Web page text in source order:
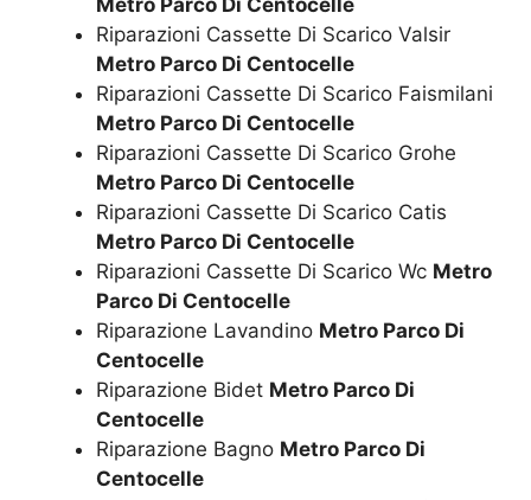
Metro Parco Di Centocelle
Riparazioni Cassette Di Scarico Valsir
Metro Parco Di Centocelle
Riparazioni Cassette Di Scarico Faismilani
Metro Parco Di Centocelle
Riparazioni Cassette Di Scarico Grohe
Metro Parco Di Centocelle
Riparazioni Cassette Di Scarico Catis
Metro Parco Di Centocelle
Riparazioni Cassette Di Scarico Wc Metro
Parco Di Centocelle
Riparazione Lavandino Metro Parco Di
Centocelle
Riparazione Bidet Metro Parco Di
Centocelle
Riparazione Bagno Metro Parco Di
Centocelle